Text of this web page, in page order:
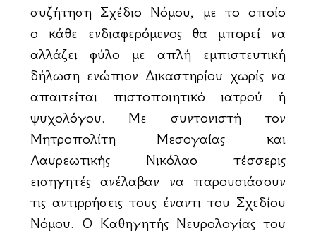
συζήτηση Σχέδιο Νόμου, με το οποίο
ο κάθε ενδιαφερόμενος θα μπορεί να
αλλάζει φύλο με απλή εμπιστευτική
δήλωση ενώπιον Δικαστηρίου χωρίς να
απαιτείται πιστοποιητικό ιατρού ή
ψυχολόγου. Με συντονιστή τον
Μητροπολίτη Μεσογαίας και
Λαυρεωτικής Νικόλαο τέσσερις
εισηγητές ανέλαβαν να παρουσιάσουν
τις αντιρρήσεις τους έναντι του Σχεδίου
Νόμου. Ο Καθηγητής Νευρολογίας του